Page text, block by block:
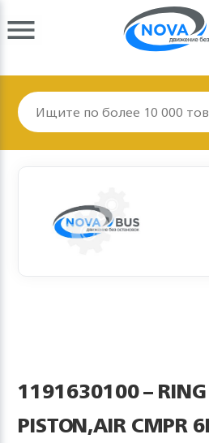
1191630100 –
PISTON,AIR CMPR